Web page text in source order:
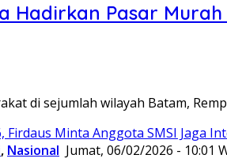
Hadirkan Pasar
di sejumlah wilayah Batam,
, Nasional Jumat, 06/02/2026 - 10:01